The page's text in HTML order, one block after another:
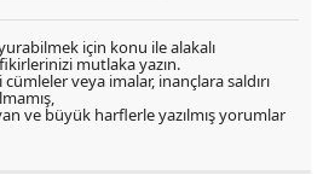
için konu ile alakalı
mutlaka yazın.
veya imalar, inançlara saldırı
ve büyük harflerle yazılmış yorumlar